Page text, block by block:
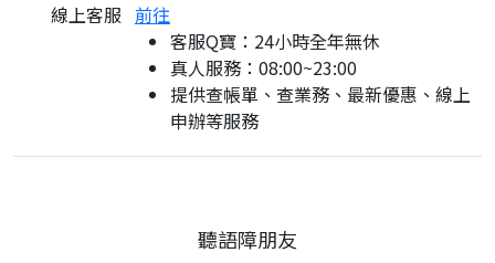
線上客服 前往
客服Q寶：24小時全年無休
真人服務：08:00~23:00
提供查帳單、查業務、最新優惠、線上
申辦等服務
聽語障朋友